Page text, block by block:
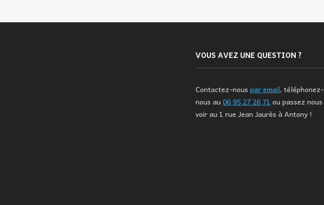
VOUS AVEZ UNE QUESTION ?
Contactez-nouspar email, téléphonez-
nous au06 95 27 26 71 ou passez nous
voir au 1 rue Jean Jaurès à Antony !